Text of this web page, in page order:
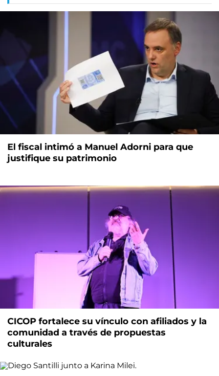
El fiscal intimó a Manuel Adorni para que
justifique su patrimonio
CICOP fortalece su vínculo con afiliados y la
comunidad a través de propuestas
culturales